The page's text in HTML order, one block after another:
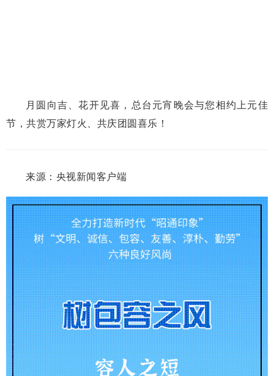
月圆向吉、花开见喜，总台元宵晚会与您相约上元佳
节，共赏万家灯火、共庆团圆喜乐！
来源：央视新闻客户端